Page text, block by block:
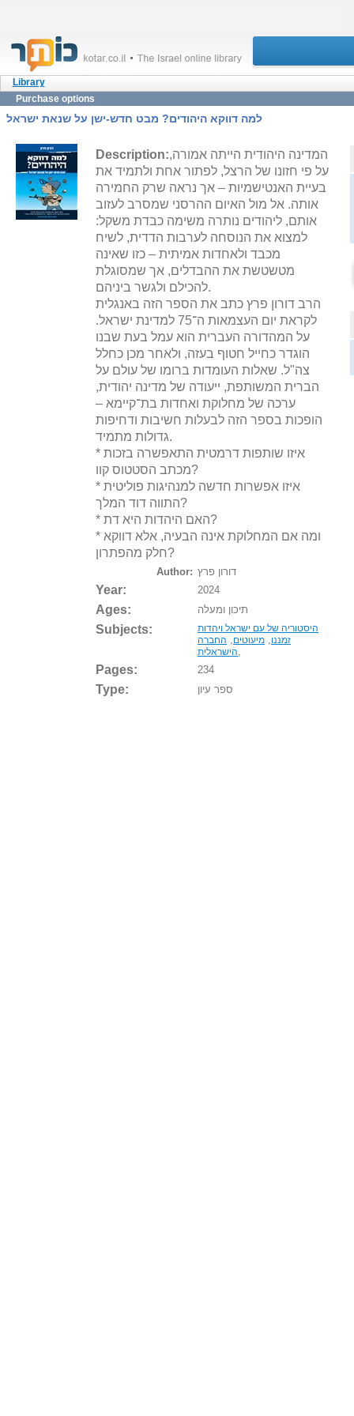
Library
Purchase options
למה דווקא היהודים? מבט חדש-ישן על שנאת ישראל
Description:המדינה היהודית הייתה אמורה,
על פי חזונו של הרצל, לפתור אחת ולתמיד את
בעיית האנטישמיות – אך נראה שרק החמירה
אותה. אל מול האיום ההרסני שמסרב לעזוב
אותם, ליהודים נותרה משימה כבדת משקל:
למצוא את הנוסחה לערבות הדדית, לשיח
מכבד ולאחדות אמיתית – כזו שאינה
מטשטשת את ההבדלים, אך שמסוגלת
להכילם ולגשר ביניהם.
הרב דורון פרץ כתב את הספר הזה באנגלית
לקראת יום העצמאות ה־75 למדינת ישראל.
על המהדורה העברית הוא עמל בעת שבנו
הוגדר כחייל חטוף בעזה, ולאחר מכן כחלל
צה"ל. שאלות העומדות ברומו של עולם על
הברית המשותפת, ייעודה של מדינה יהודית,
ערכה של מחלוקת ואחדות בת־קיימא –
הופכות בספר הזה לבעלות חשיבות ודחיפות
גדולות מתמיד.
* איזו שותפות דרמטית התאפשרה בזכות
מכתב הסטטוס קוו?
* איזו אפשרות חדשה למנהיגות פוליטית
התווה דוד המלך?
* האם היהדות היא דת?
* ומה אם המחלוקת אינה הבעיה, אלא דווקא
חלק מהפתרון?
Author: דורון פרץ
Year: 2024
Ages: תיכון ומעלה
Subjects:
היסטוריה של עם ישראל ויהדות
זמננו, מיעוטים, החברה
הישראלית,
Pages: 234
Type: ספר עיון